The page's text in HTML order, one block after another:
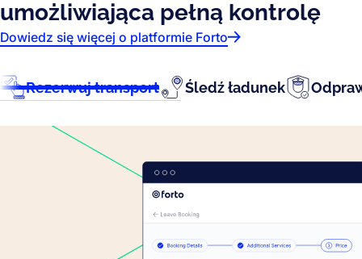
umożliwiająca pełną kontrolę
Dowiedz się więcej o platformie Forto
Rezerwuj transport Śledź ładunek